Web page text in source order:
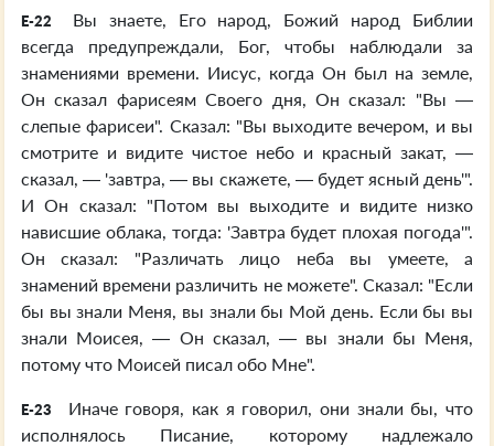
E-22
Вы знаете, Его народ, Божий народ Библии
всегда предупреждали, Бог, чтобы наблюдали за
знамениями времени. Иисус, когда Он был на земле,
Он сказал фарисеям Своего дня, Он сказал: "Вы —
слепые фарисеи". Сказал: "Вы выходите вечером, и вы
смотрите и видите чистое небо и красный закат, —
сказал, — 'завтра, — вы скажете, — будет ясный день'".
И Он сказал: "Потом вы выходите и видите низко
нависшие облака, тогда: 'Завтра будет плохая погода'".
Он сказал: "Различать лицо неба вы умеете, а
знамений времени различить не можете". Сказал: "Если
бы вы знали Меня, вы знали бы Мой день. Если бы вы
знали Моисея, — Он сказал, — вы знали бы Меня,
потому что Моисей писал обо Мне".
E-23
Иначе говоря, как я говорил, они знали бы, что
исполнялось Писание, которому надлежало